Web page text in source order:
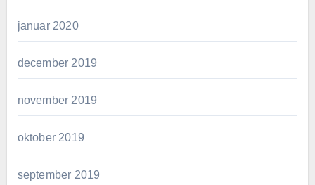
januar 2020
december 2019
november 2019
oktober 2019
september 2019